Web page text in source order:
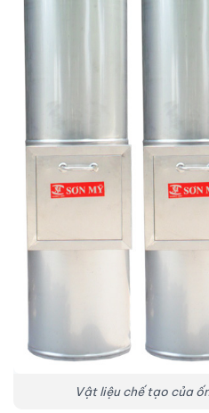
Vật liệu chế tạo của